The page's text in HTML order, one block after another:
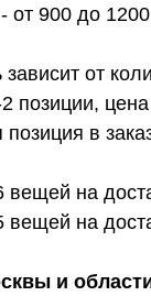
от 900 до
от
позиции, цена
в
вещей на
вещей на
и